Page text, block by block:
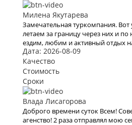
Милена Якутарева
Замечательная туркомпания.
летаем за границу через них и
ездим, любим и активный отдых
раз тоже купили очередной тур
персонал , дружественный
моментально нашли тур по всем
итоге мы выбрали Сплав по реке
всему коллективу кампании. В
обязательно воспользуемся
Дата: 2026-08-09
Качество
Стоимость
Сроки
Влада Лисагорова
Доброго времени суток Всем!
агенство! 2 раза отправлял мою